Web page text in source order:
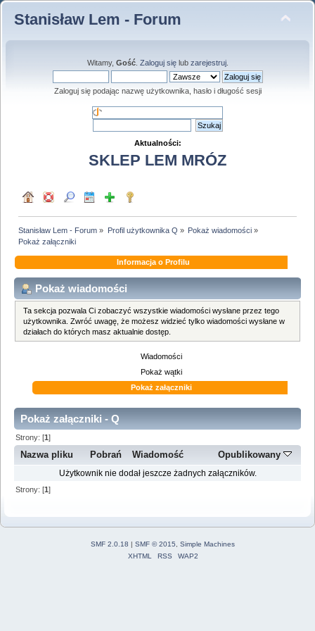
Stanisław Lem - Forum
Witamy, Gość. Zaloguj sięlub zarejestruj.
Zaloguj się podając nazwę użytkownika, hasło i długość sesji
Aktualności:
SKLEP LEM MRÓZ
Stanisław Lem - Forum » Profil użytkownika Q » Pokaż wiadomości»
Pokaż załączniki
Informacja o Profilu
Pokaż wiadomości
Ta sekcja pozwala Ci zobaczyć wszystkie wiadomości wysłane przez tego
użytkownika. Zwróć uwagę, że możesz widzieć tylko wiadomości wysłane w
działach do których masz aktualnie dostęp.
Wiadomości
Pokaż wątki
Pokaż załączniki
Pokaż załączniki - Q
Strony: [1]
Nazwa pliku Pobrań Wiadomość Opublikowany
Użytkownik nie dodał jeszcze żadnych załączników.
Strony: [1]
SMF 2.0.18 | SMF © 2015
Simple Machines
XHTML
RSS WAP2